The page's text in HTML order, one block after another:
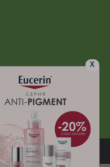
X
права запазени